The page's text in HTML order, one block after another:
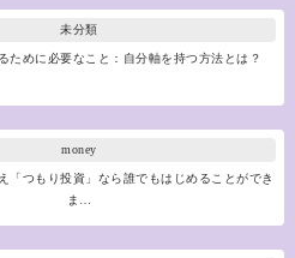
未分類
ために必要なこと：自分軸を持つ方法とは？
money
「つもり投資」なら誰でもはじめることができ
ま…